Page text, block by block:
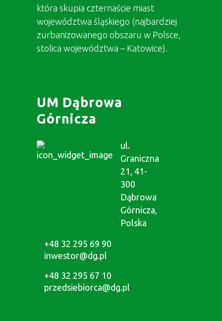
która skupia czternaście miast
województwa śląskiego (najbardziej
zurbanizowanego obszaru w Polsce,
stolica województwa – Katowice).
UM Dąbrowa
Górnicza
ul.
Graniczna
21, 41-
300
Dąbrowa
Górnicza,
Polska
+48 32 295 69 90
inwestor@dg.pl
+48 32 295 67 10
przedsiebiorca@dg.pl